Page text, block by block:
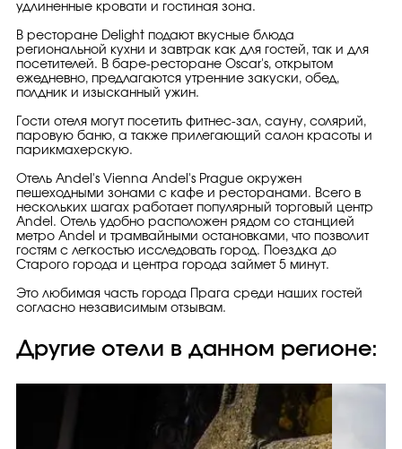
удлиненные кровати и гостиная зона.
В ресторане Delight подают вкусные блюда
региональной кухни и завтрак как для гостей, так и для
посетителей. В баре-ресторане Oscar's, открытом
ежедневно, предлагаются утренние закуски, обед,
полдник и изысканный ужин.
Гости отеля могут посетить фитнес-зал, сауну, солярий,
паровую баню, а также прилегающий салон красоты и
парикмахерскую.
Отель Andel's Vienna Andel's Prague окружен
пешеходными зонами с кафе и ресторанами. Всего в
нескольких шагах работает популярный торговый центр
Andel. Отель удобно расположен рядом со станцией
метро Andel и трамвайными остановками, что позволит
гостям с легкостью исследовать город. Поездка до
Старого города и центра города займет 5 минут.
Это любимая часть города Прага среди наших гостей
согласно независимым отзывам.
Другие отели в данном регионе: